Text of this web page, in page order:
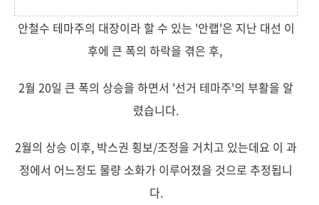
안철수 테마주의 대장이라 할 수 있는 '안랩'은 지난 대선 이
후에 큰 폭의 하락을 겪은 후,
2월 20일 큰 폭의 상승을 하면서 '선거 테마주'의 부활을 알
렸습니다.
2월의 상승 이후, 박스권 횡보/조정을 거치고 있는데요 이 과
정에서 어느정도 물량 소화가 이루어졌을 것으로 추정됩니
다.